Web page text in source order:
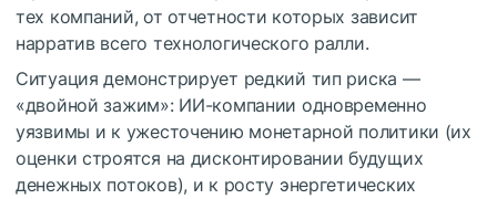
тех компаний, от отчетности которых зависит
нарратив всего технологического ралли.
Ситуация демонстрирует редкий тип риска —
«двойной зажим»: ИИ-компании одновременно
уязвимы и к ужесточению монетарной политики (их
оценки строятся на дисконтировании будущих
денежных потоков), и к росту энергетических